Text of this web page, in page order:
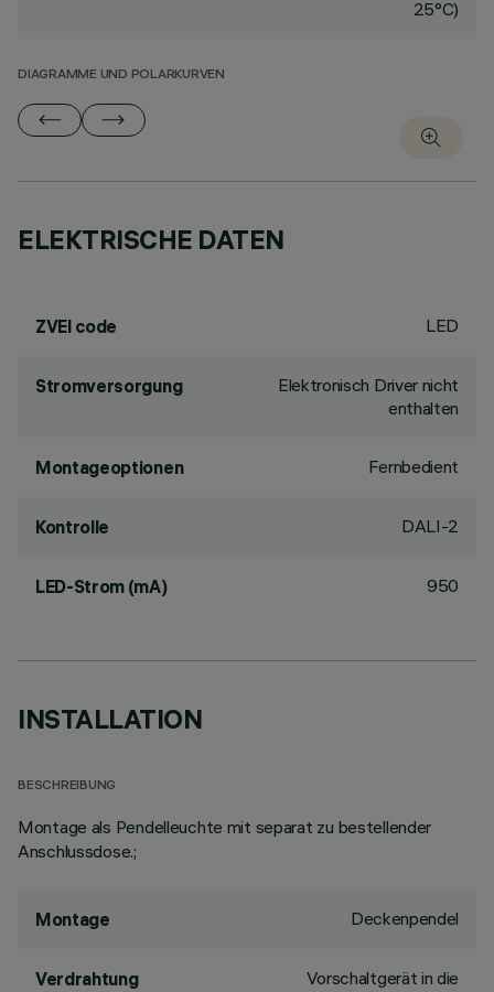
25°C)
DIAGRAMME UND POLARKURVEN
ELEKTRISCHE DATEN
ZVEI code LED
Stromversorgung
Elektronisch Driver nicht
enthalten
Montageoptionen Fernbedient
Kontrolle DALI-2
LED-Strom (mA) 950
INSTALLATION
BESCHREIBUNG
Montage als Pendelleuchte mit separat zu bestellender
Anschlussdose.;
Montage Deckenpendel
Verdrahtung
Vorschaltgerät in die